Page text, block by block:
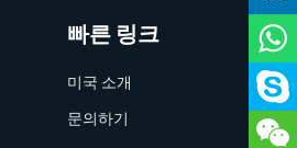
빠른 링크
미국 소개
문의하기